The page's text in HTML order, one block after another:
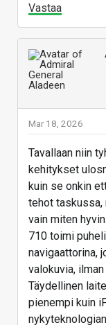
suhteen
Vastaa
Vastaa
Mar 18, 2026
Tavallaan niin
kehitykset
kuin se onkin
tehot
vain miten
710 toimi
navigaattorina,
valokuvia,
Täydellinen
pienempi kuin